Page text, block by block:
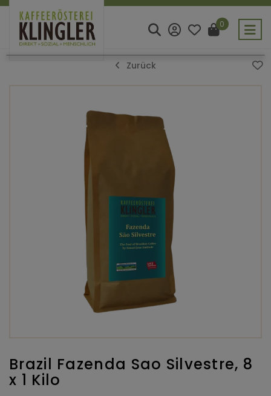
0
Zurück
Brazil Fazenda Sao Silvestre, 8
x 1 Kilo